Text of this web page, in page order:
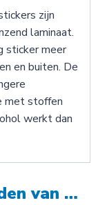
zijn
laminaat.
sticker meer
en buiten. De
met stoffen
werkt dan
van …